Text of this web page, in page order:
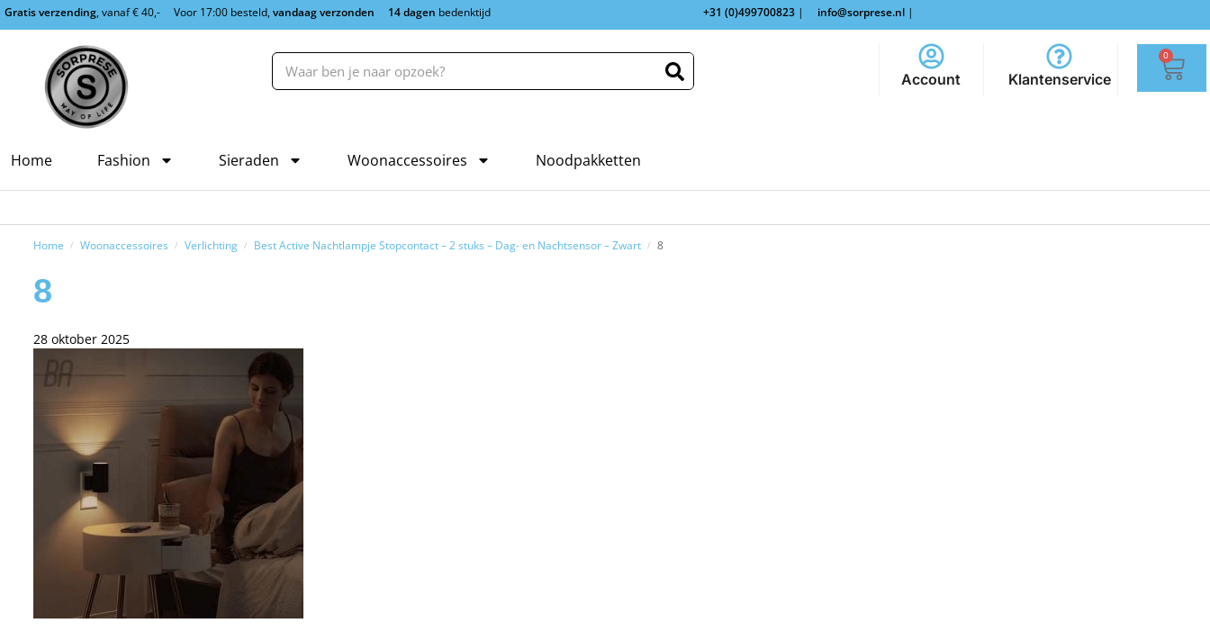
Gratis verzending, vanaf € 40,- Voor 17:00 besteld,vandaag verzonden 14 dagen bedenktijd +31 (0)499700823 | info@sorprese.nl |
Account Klantenservice
0
Home Fashion Sieraden Woonaccessoires Noodpakketten
Home / Woonaccessoires / Verlichting / Best Active Nachtlampje Stopcontact – 2 stuks – Dag- en Nachtsensor – Zwart / 8
8
28 oktober 2025